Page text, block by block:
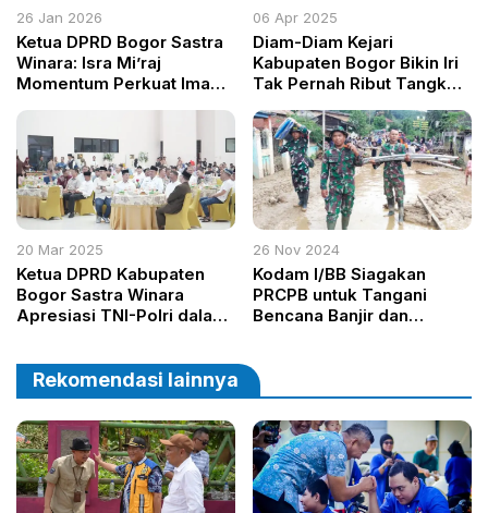
26 Jan 2026
Ketua DPRD Bogor Sastra
Winara: Isra Mi’raj
Momentum Perkuat Iman
06 Apr 2025
Diam-Diam Kejari
Kabupaten Bogor Bikin Iri
Tak Pernah Ribut Tangkap
Kok Bersih Semua?
20 Mar 2025
Ketua DPRD Kabupaten
Bogor Sastra Winara
Apresiasi TNI-Polri dalam
26 Nov 2024
Kodam I/BB Siagakan
PRCPB untuk Tangani
Bencana Banjir dan
Selatan
Rekomendasi lainnya